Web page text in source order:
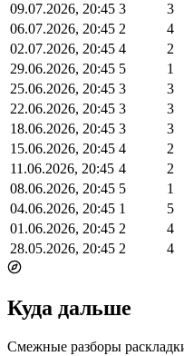
09.07.2026, 20:45 3 3
06.07.2026, 20:45 2 4
02.07.2026, 20:45 4 2
29.06.2026, 20:45 5 1
25.06.2026, 20:45 3 3
22.06.2026, 20:45 3 3
18.06.2026, 20:45 3 3
15.06.2026, 20:45 4 2
11.06.2026, 20:45 4 2
08.06.2026, 20:45 5 1
04.06.2026, 20:45 1 5
01.06.2026, 20:45 2 4
28.05.2026, 20:45 2 4
Куда дальше
Смежные разборы